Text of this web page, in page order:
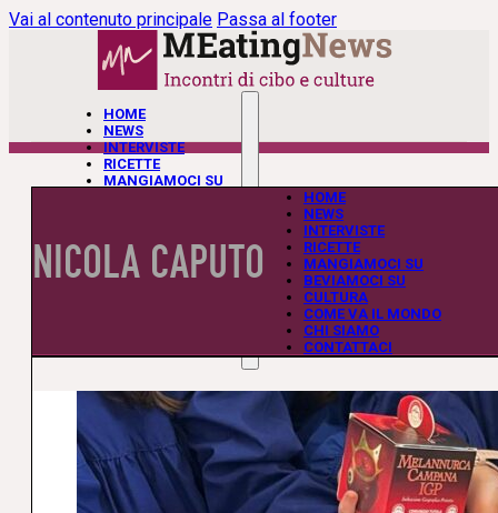
Vai al contenuto principale Passa al footer
HOME
NEWS
INTERVISTE
RICETTE
MANGIAMOCI SU
CHI SIAMO
CONTATTACI
HOME
NEWS
INTERVISTE
RICETTE
MANGIAMOCI SU
BEVIAMOCI SU
CULTURA
COME VA IL MONDO
CHI SIAMO
CONTATTACI
NICOLA CAPUTO